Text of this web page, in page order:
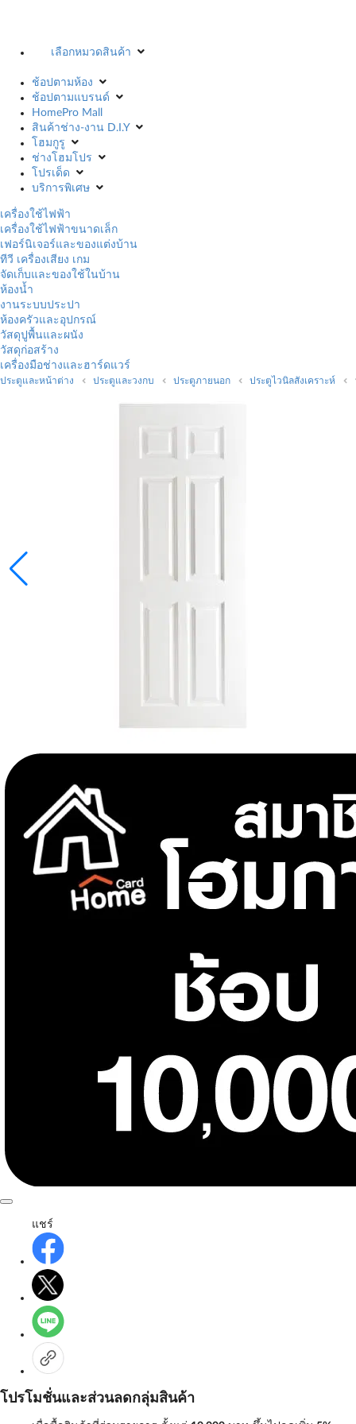
เลือกหมวดสินค้า
ช้อปตามห้อง
ช้อปตามแบรนด์
HomePro Mall
สินค้าช่าง-งาน D.I.Y
โฮมกูรู
ช่างโฮมโปร
โปรเด็ด
บริการพิเศษ
เครื่องใช้ไฟฟ้า
เครื่องใช้ไฟฟ้าขนาดเล็ก
เฟอร์นิเจอร์และของแต่งบ้าน
ทีวี เครื่องเสียง เกม
จัดเก็บและของใช้ในบ้าน
ห้องน้ำ
งานระบบประปา
ห้องครัวและอุปกรณ์
วัสดุปูพื้นและผนัง
วัสดุก่อสร้าง
เครื่องมือช่างและฮาร์ดแวร์
ประตูและหน้าต่าง ประตูและวงกบ ประตูภายนอก ประตูไวนิลสังเคราะห์
แชร์
โปรโมชั่นและส่วนลดกลุ่มสินค้า